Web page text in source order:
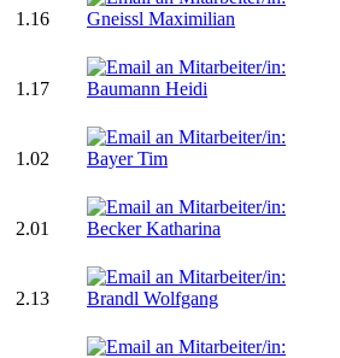
1.16
1.17
1.02
2.01
2.13